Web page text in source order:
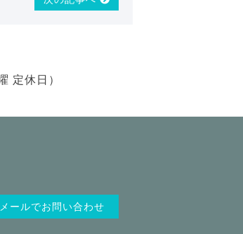
定休日）
メールでお問い合わせ